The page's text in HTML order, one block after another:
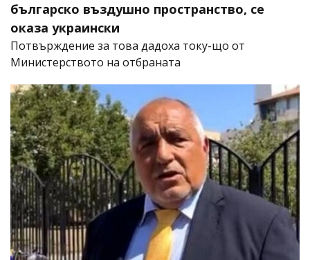
българско въздушно пространство, се
оказа украински
Потвърждение за това дадоха току-що от
Министерството на отбраната